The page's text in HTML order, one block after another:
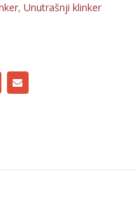
, Unutrašnji klinker